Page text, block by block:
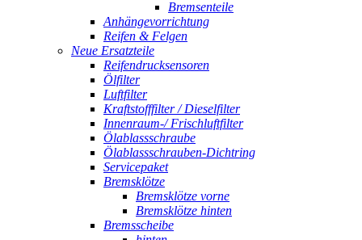
Bremsenteile
Anhängevorrichtung
Reifen & Felgen
Neue Ersatzteile
Reifendrucksensoren
Ölfilter
Luftfilter
Kraftstofffilter / Dieselfilter
Innenraum-/ Frischluftfilter
Ölablassschraube
Ölablassschrauben-Dichtring
Servicepaket
Bremsklötze
Bremsklötze vorne
Bremsklötze hinten
Bremsscheibe